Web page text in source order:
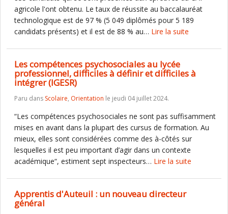
agricole l'ont obtenu. Le taux de réussite au baccalauréat
technologique est de 97 % (5 049 diplômés pour 5 189
candidats présents) et il est de 88 % au… Lire la suite
Les compétences psychosociales au lycée
professionnel, difficiles à définir et difficiles à
intégrer (IGESR)
Paru dans Scolaire, Orientation le jeudi 04 juillet 2024.
“Les compétences psychosociales ne sont pas suffisamment
mises en avant dans la plupart des cursus de formation. Au
mieux, elles sont considérées comme des à-côtés sur
lesquelles il est peu important d’agir dans un contexte
académique“, estiment sept inspecteurs… Lire la suite
Apprentis d'Auteuil : un nouveau directeur
général